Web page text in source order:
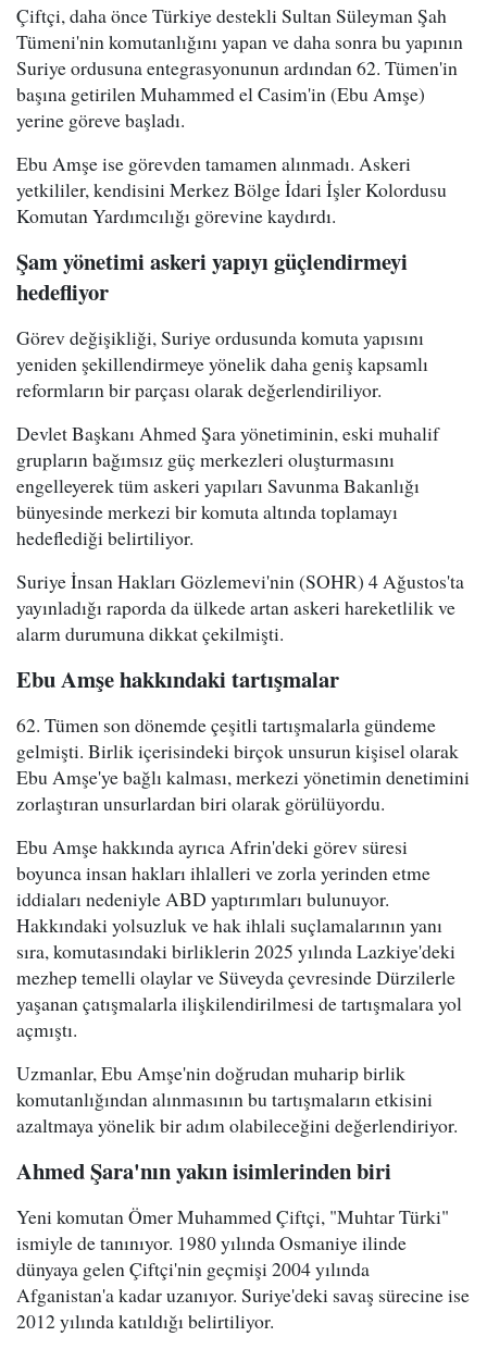
Çiftçi, daha önce Türkiye destekli Sultan Süleyman Şah
Tümeni'nin komutanlığını yapan ve daha sonra bu yapının
Suriye ordusuna entegrasyonunun ardından 62. Tümen'in
başına getirilen Muhammed el Casim'in (Ebu Amşe)
yerine göreve başladı.
Ebu Amşe ise görevden tamamen alınmadı. Askeri
yetkililer, kendisini Merkez Bölge İdari İşler Kolordusu
Komutan Yardımcılığı görevine kaydırdı.
Şam yönetimi askeri yapıyı güçlendirmeyi
hedefliyor
Görev değişikliği, Suriye ordusunda komuta yapısını
yeniden şekillendirmeye yönelik daha geniş kapsamlı
reformların bir parçası olarak değerlendiriliyor.
Devlet Başkanı Ahmed Şara yönetiminin, eski muhalif
grupların bağımsız güç merkezleri oluşturmasını
engelleyerek tüm askeri yapıları Savunma Bakanlığı
bünyesinde merkezi bir komuta altında toplamayı
hedeflediği belirtiliyor.
Suriye İnsan Hakları Gözlemevi'nin (SOHR) 4 Ağustos'ta
yayınladığı raporda da ülkede artan askeri hareketlilik ve
alarm durumuna dikkat çekilmişti.
Ebu Amşe hakkındaki tartışmalar
62. Tümen son dönemde çeşitli tartışmalarla gündeme
gelmişti. Birlik içerisindeki birçok unsurun kişisel olarak
Ebu Amşe'ye bağlı kalması, merkezi yönetimin denetimini
zorlaştıran unsurlardan biri olarak görülüyordu.
Ebu Amşe hakkında ayrıca Afrin'deki görev süresi
boyunca insan hakları ihlalleri ve zorla yerinden etme
iddiaları nedeniyle ABD yaptırımları bulunuyor.
Hakkındaki yolsuzluk ve hak ihlali suçlamalarının yanı
sıra, komutasındaki birliklerin 2025 yılında Lazkiye'deki
mezhep temelli olaylar ve Süveyda çevresinde Dürzilerle
yaşanan çatışmalarla ilişkilendirilmesi de tartışmalara yol
açmıştı.
Uzmanlar, Ebu Amşe'nin doğrudan muharip birlik
komutanlığından alınmasının bu tartışmaların etkisini
azaltmaya yönelik bir adım olabileceğini değerlendiriyor.
Ahmed Şara'nın yakın isimlerinden biri
Yeni komutan Ömer Muhammed Çiftçi, "Muhtar Türki"
ismiyle de tanınıyor. 1980 yılında Osmaniye ilinde
dünyaya gelen Çiftçi'nin geçmişi 2004 yılında
Afganistan'a kadar uzanıyor. Suriye'deki savaş sürecine ise
2012 yılında katıldığı belirtiliyor.